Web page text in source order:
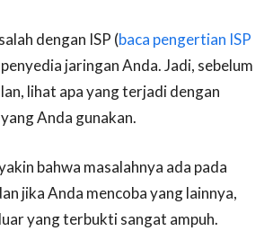
dengan ISP (baca pengertian ISP
jaringan Anda. Jadi, sebelum
lihat apa yang terjadi dengan
Anda gunakan.
bahwa masalahnya ada pada
jika Anda mencoba yang lainnya,
yang terbukti sangat ampuh.